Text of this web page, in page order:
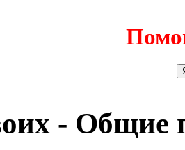
- Общие